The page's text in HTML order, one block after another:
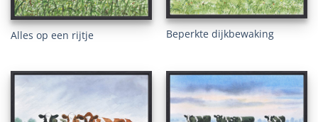
Alles op een rijtje Beperkte dijkbewaking